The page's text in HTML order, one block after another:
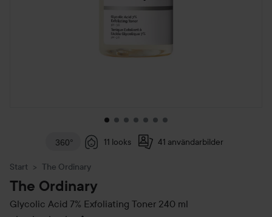
360° 11 looks 41 användarbilder
Start The Ordinary
The Ordinary
Glycolic Acid 7% Exfoliating Toner 240 ml